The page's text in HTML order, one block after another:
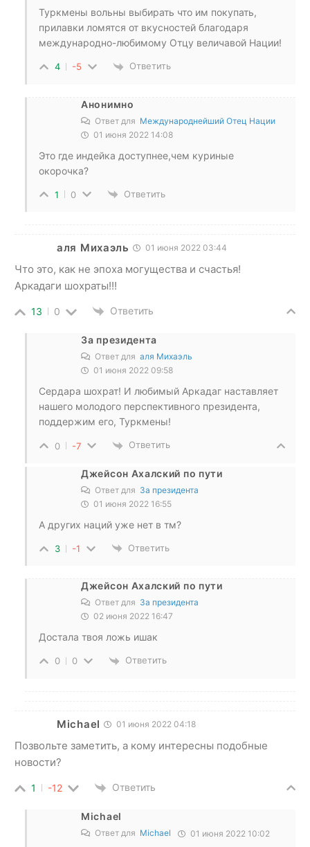
Туркмены вольны выбирать что им покупать,
прилавки ломятся от вкусностей благодаря
международно-любимому Отцу величавой Нации!
4 -5 Ответить
Анонимно
Ответ для Международнейший Отец Нации
01 июня 2022 14:08
Это где индейка доступнее,чем куриные
окорочка?
1 0 Ответить
аля Михаэль 01 июня 2022 03:44
Что это, как не эпоха могущества и счастья!
Аркадаги шохраты!!!
13 0 Ответить
За президента
Ответ для аля Михаэль
01 июня 2022 09:58
Сердара шохрат! И любимый Аркадаг наставляет
нашего молодого перспективного президента,
поддержим его, Туркмены!
0 -7 Ответить
Джейсон Ахалский по пути
Ответ для За президента
01 июня 2022 16:55
А других наций уже нет в тм?
3 -1 Ответить
Джейсон Ахалский по пути
Ответ для За президента
02 июня 2022 16:47
Достала твоя ложь ишак
0 0 Ответить
Michael 01 июня 2022 04:18
Позвольте заметить, а кому интересны подобные
новости?
1 -12 Ответить
Michael
Ответ для Michael 01 июня 2022 10:02